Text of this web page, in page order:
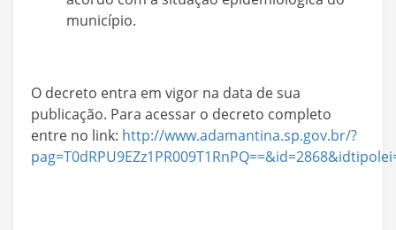
município.
O decreto entra em vigor na data de sua
publicação. Para acessar o decreto completo
entre no link: http://www.adamantina.sp.gov.br/?